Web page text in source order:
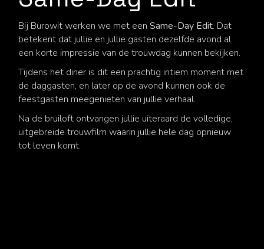
Bij Burowit werken we met eenSame-Day Edit. Dat
betekent dat jullie en jullie gasten dezelfde avond al
een korte impressie van de trouwdag kunnen bekijken.
Tijdens het diner is dit een prachtig intiem moment met
de daggasten, en later op de avond kunnen ook de
feestgasten meegenieten van jullie verhaal.
Na de bruiloft ontvangen jullie uiteraard de volledige,
uitgebreide trouwfilm waarin jullie hele dag opnieuw
tot leven komt.